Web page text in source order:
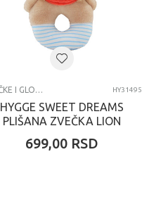
ZVEČKE I GLODALICE HY31495
HYGGE SWEET DREAMS
PLIŠANA ZVEČKA LION
699,00 RSD